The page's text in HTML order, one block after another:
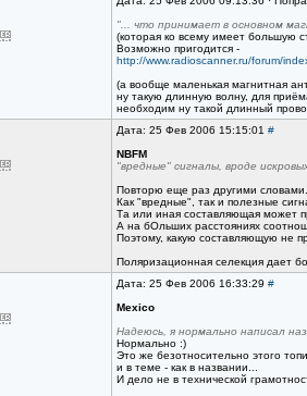
"... что принимает в основном
(которая ко всему имеет большую
Возможно пригодится -
http://www.radioscanner.ru/forum/
(а вообще маленькая магнитная
ну такую длинную волну, для
необходим ну такой длинный
Дата: 25 Фев 2006 15:15:01 #
NBFM
"вредные" сигналы, вроде
Повторю еще раз другими словами.
Как "вредные", так и полезные
Та или иная составляющая может
А на бОльших расстояниях
Поэтому, какую составляющую не
Поляризационная селекция дает
Дата: 25 Фев 2006 16:33:29 #
Mexico
Надеюсь, я нормально написал
Нормально :)
Это же безотносительно этого
и в теме - как в названии...
И дело не в технической